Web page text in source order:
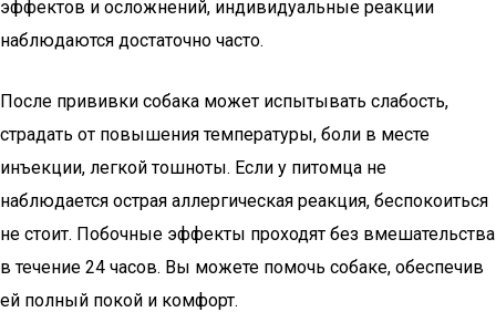
эффектов и осложнений, индивидуальные реакции
наблюдаются достаточно часто.
После прививки собака может испытывать слабость,
страдать от повышения температуры, боли в месте
инъекции, легкой тошноты. Если у питомца не
наблюдается острая аллергическая реакция, беспокоиться
не стоит. Побочные эффекты проходят без вмешательства
в течение 24 часов. Вы можете помочь собаке, обеспечив
ей полный покой и комфорт.